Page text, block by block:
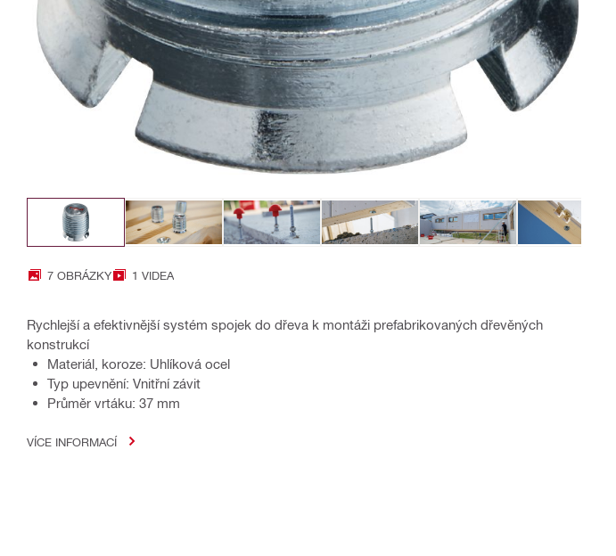
7 OBRÁZKY 1 VIDEA
Rychlejší a efektivnější systém spojek do dřeva k montáži prefabrikovaných dřevěných
konstrukcí
Materiál, koroze: Uhlíková ocel
Typ upevnění: Vnitřní závit
Průměr vrtáku: 37 mm
VÍCE INFORMACÍ